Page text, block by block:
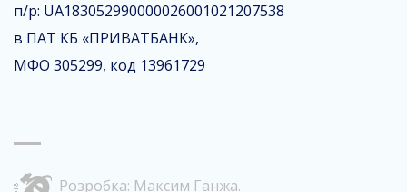
п/р: UA183052990000026001021207538
в ПАТ КБ «ПРИВАТБАНК»,
МФО 305299, код 13961729
Розробка: Максим Ганжа.